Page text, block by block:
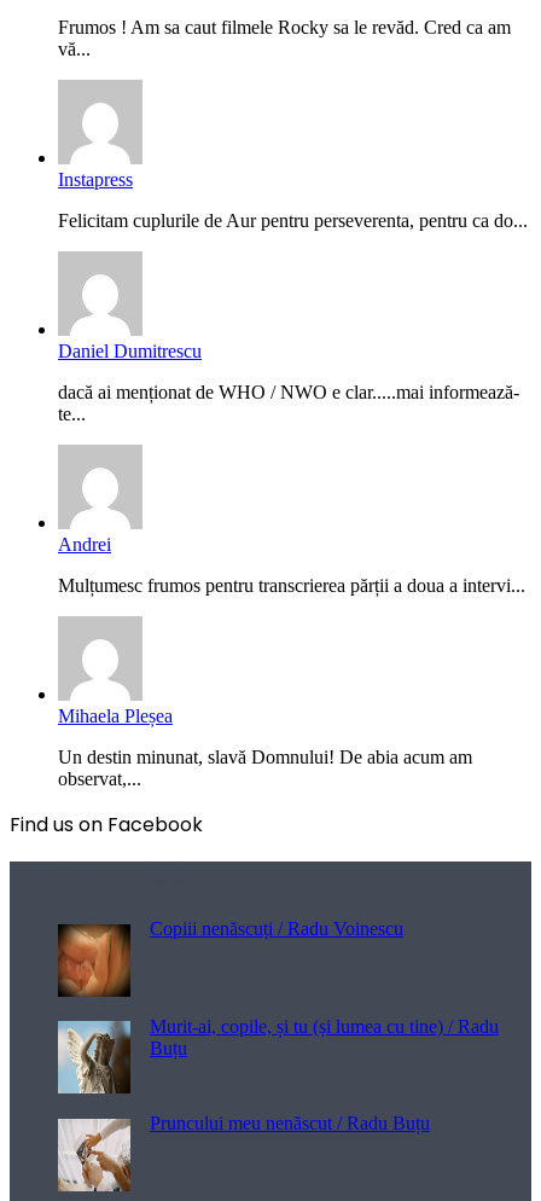
Frumos ! Am sa caut filmele Rocky sa le revăd. Cred ca am
vă...
Instapress
Felicitam cuplurile de Aur pentru perseverenta, pentru ca do...
Daniel Dumitrescu
dacă ai menționat de WHO / NWO e clar.....mai informează-
te...
Andrei
Mulțumesc frumos pentru transcrierea părții a doua a intervi...
Mihaela Pleșea
Un destin minunat, slavă Domnului! De abia acum am
observat,...
Find us on Facebook
Copiii nenăscuți / Radu Voinescu
Murit-ai, copile, și tu (și lumea cu tine) / Radu
Buțu
Pruncului meu nenăscut / Radu Buțu